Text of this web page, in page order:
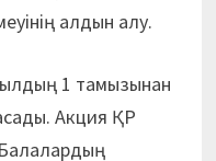
алдын алу.
1 тамызынан
Акция ҚР
Балалардың